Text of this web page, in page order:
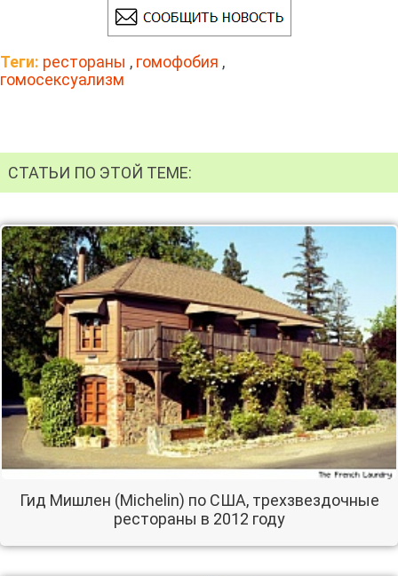
Теги: рестораны , гомофобия ,
гомосексуализм
СТАТЬИ ПО ЭТОЙ ТЕМЕ:
Гид Мишлен (Michelin) по США, трехзвездочные
рестораны в 2012 году